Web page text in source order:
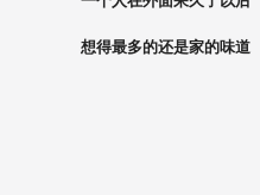
想得最多的还是家的味道